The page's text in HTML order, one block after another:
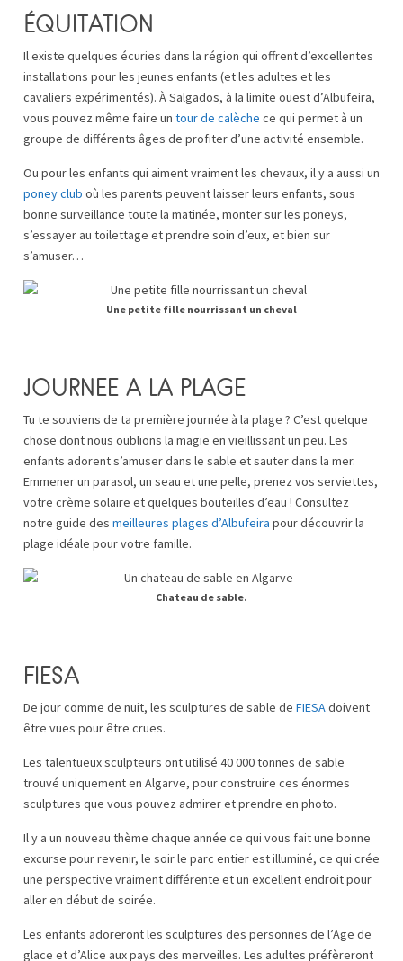
ÉQUITATION
Il existe quelques écuries dans la région qui offrent d’excellentes
installations pour les jeunes enfants (et les adultes et les
cavaliers expérimentés). À Salgados, à la limite ouest d’Albufeira,
vous pouvez même faire un tour de calèche ce qui permet à un
groupe de différents âges de profiter d’une activité ensemble.
Ou pour les enfants qui aiment vraiment les chevaux, il y a aussi un
poney club où les parents peuvent laisser leurs enfants, sous
bonne surveillance toute la matinée, monter sur les poneys,
s’essayer au toilettage et prendre soin d’eux, et bien sur
s’amuser…
Une petite fille nourrissant un cheval
JOURNEE A LA PLAGE
Tu te souviens de ta première journée à la plage ? C’est quelque
chose dont nous oublions la magie en vieillissant un peu. Les
enfants adorent s’amuser dans le sable et sauter dans la mer.
Emmener un parasol, un seau et une pelle, prenez vos serviettes,
votre crème solaire et quelques bouteilles d’eau ! Consultez
notre guide des meilleures plages d’Albufeira pour découvrir la
plage idéale pour votre famille.
Chateau de sable.
FIESA
De jour comme de nuit, les sculptures de sable de FIESAdoivent
être vues pour être crues.
Les talentueux sculpteurs ont utilisé 40 000 tonnes de sable
trouvé uniquement en Algarve, pour construire ces énormes
sculptures que vous pouvez admirer et prendre en photo.
Il y a un nouveau thème chaque année ce qui vous fait une bonne
excurse pour revenir, le soir le parc entier est illuminé, ce qui crée
une perspective vraiment différente et un excellent endroit pour
aller en début de soirée.
Les enfants adoreront les sculptures des personnes de l’Age de
glace et d’Alice aux pays des merveilles. Les adultes préfèreront